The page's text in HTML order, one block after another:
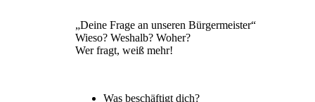
„Deine Frage an unseren Bürgermeister“
Wieso? Weshalb? Woher?
Wer fragt, weiß mehr!
Was beschäftigt dich?